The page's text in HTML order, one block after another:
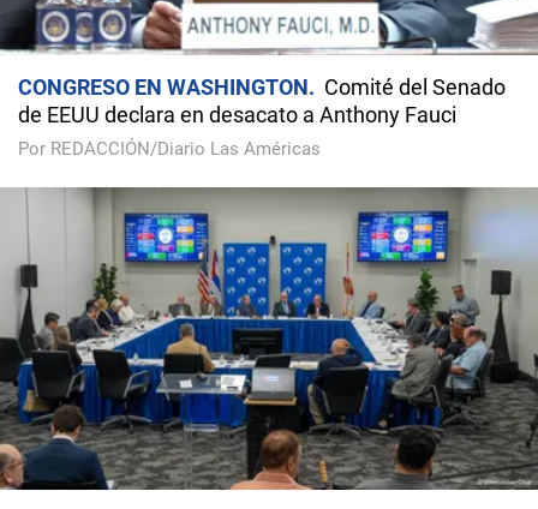
CONGRESO EN WASHINGTON
Comité del Senado
de EEUU declara en desacato a Anthony Fauci
Por REDACCIÓN/Diario Las Américas